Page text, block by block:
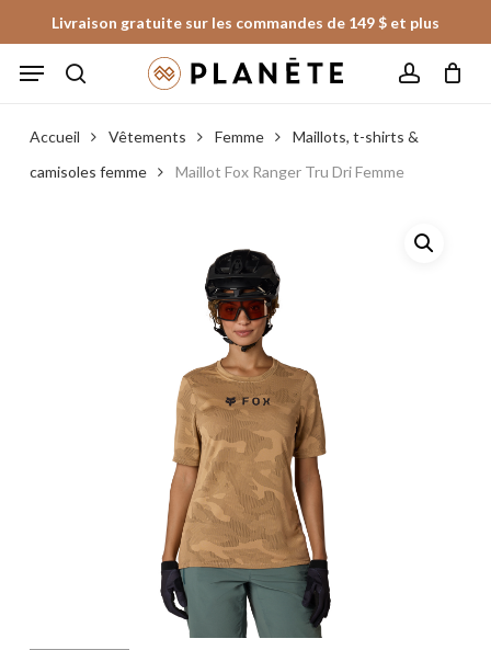
to
main
Livraison gratuite sur les commandes de 149 $ et plus
Menu
Fermer
le
panier
Accueil Vêtements Femme
Maillots, t-shirts &
camisoles femme
Maillot Fox Ranger Tru Dri Femme